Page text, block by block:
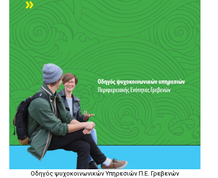
Οδηγός ψυχοκοινωνικών Υπηρεσιών Π.Ε. Γρεβενών